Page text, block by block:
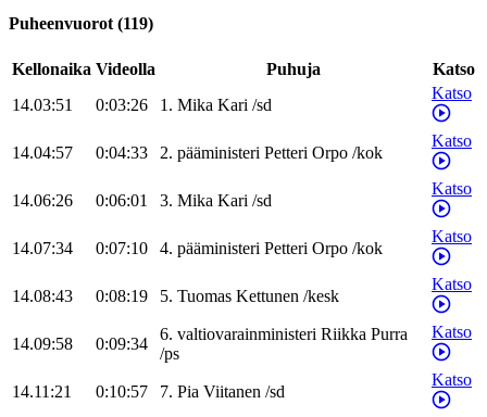
Puheenvuorot (119)
Kellonaika Videolla Puhuja
Katso
14.03:51
0:03:26 1. Mika Kari /sd
Katso
14.04:57 0:04:33 2. pääministeri Petteri Orpo /kok
Katso
14.06:26 0:06:01 3. Mika Kari /sd
Katso
14.07:34 0:07:10 4. pääministeri Petteri Orpo /kok
Katso
14.08:43 0:08:19 5. Tuomas Kettunen /kesk
Katso
14.09:58 0:09:34
6. valtiovarainministeri Riikka Purra
/ps
Katso
14.11:21 0:10:57 7. Pia Viitanen /sd
Katso